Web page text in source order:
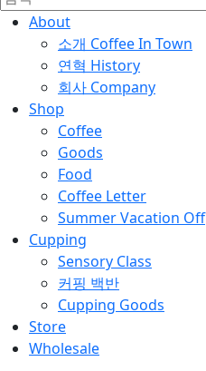
About
소개 Coffee In Town
연혁 History
회사 Company
Shop
Coffee
Goods
Food
Coffee Letter
Summer Vacation Off
Cupping
Sensory Class
커핑 백반
Cupping Goods
Store
Wholesale